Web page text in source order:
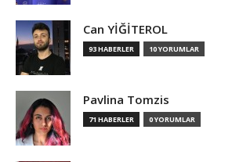
Can YİĞİTEROL
93 HABERLER 10 YORUMLAR
Pavlina Tomzis
71 HABERLER 0 YORUMLAR